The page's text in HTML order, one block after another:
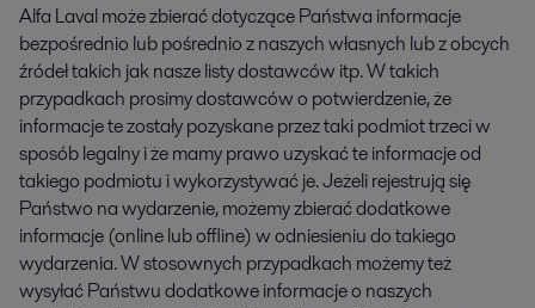
Alfa Laval może zbierać dotyczące Państwa informacje
bezpośrednio lub pośrednio z naszych własnych lub z obcych
źródeł takich jak nasze listy dostawców itp. W takich
przypadkach prosimy dostawców o potwierdzenie, że
informacje te zostały pozyskane przez taki podmiot trzeci w
sposób legalny i że mamy prawo uzyskać te informacje od
takiego podmiotu i wykorzystywać je. Jeżeli rejestrują się
Państwo na wydarzenie, możemy zbierać dodatkowe
informacje (online lub offline) w odniesieniu do takiego
wydarzenia. W stosownych przypadkach możemy też
wysyłać Państwu dodatkowe informacje o naszych